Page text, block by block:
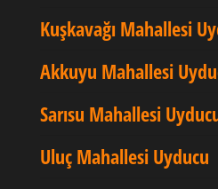
Kuşkavağı Mahallesi
Akkuyu Mahallesi
Sarısu Mahallesi
Uluç Mahallesi Uyducu